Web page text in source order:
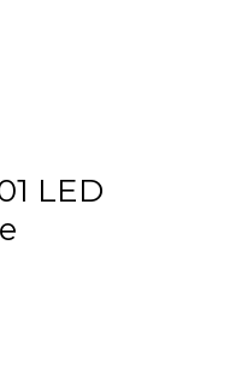
LED